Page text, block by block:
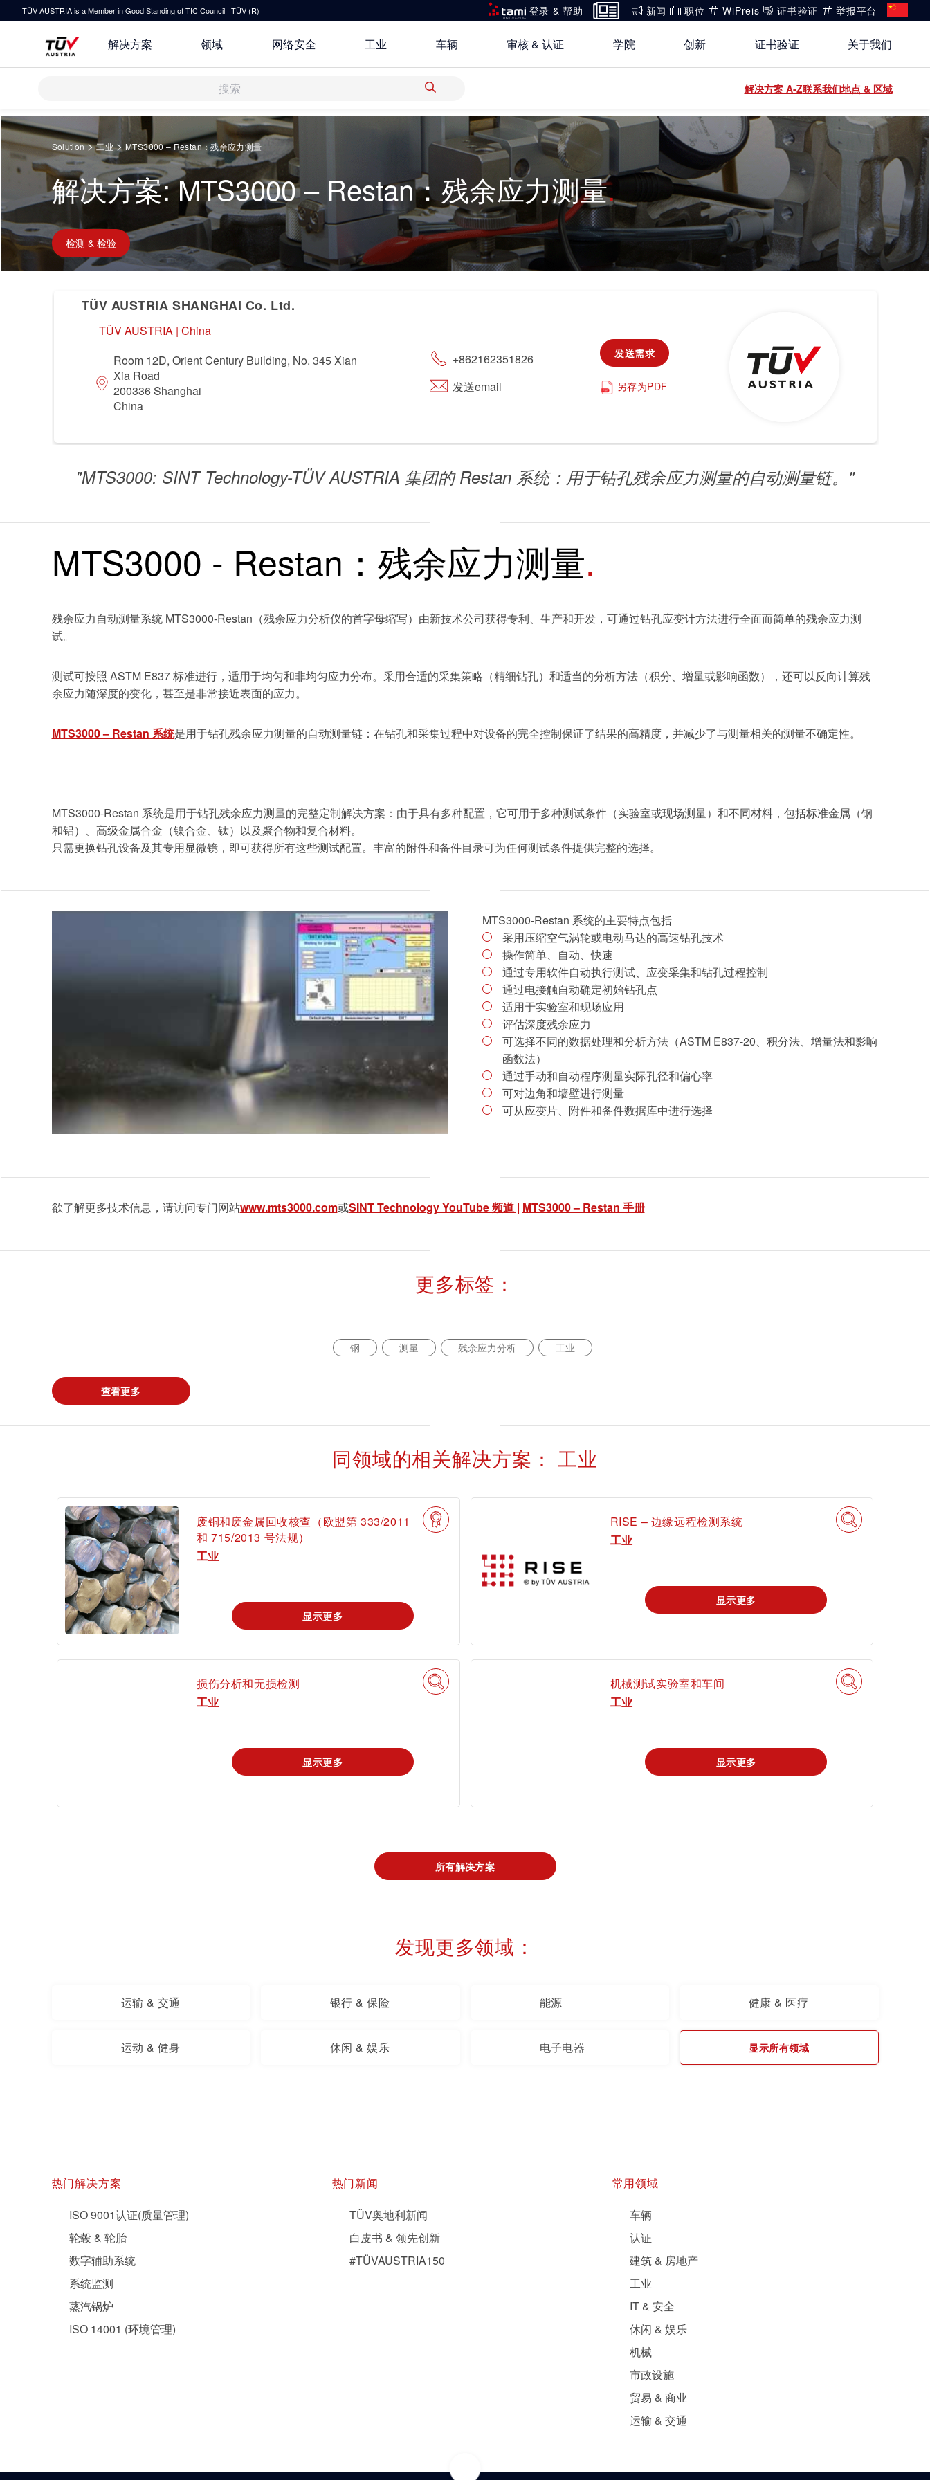
Springe
zum
Inhalt
TÜV AUSTRIA is a Member in Good Standing of TIC Council | TÜV (R) 登录 & 帮助 新闻 职位 WiPreis 证书验证 举报平台
解决方案
解决方案
审核 & 认证
检测 & 检验
指导
食品
贸易 & 商业
认证
所有解决方案
领域
运输 & 交通 银行 & 保险 能源
健康 & 医疗 科学 & 研究 运动 & 健身
休闲 & 娱乐 电子电器 建筑 & 房地产
IT & 安全
贸易 & 商业 可持续发展
网络安全 工业 车辆 审核 & 认证 学院 创新
研发与创新 研究重点
开放创新
创新平台 白皮书系列
证书验证 关于我们
关于TÜV奥地利 关于TÜV奥地利中国
健康、安全与环境（HSE）政策
地点
合规
原则声明
中国区最高管理层宣言
公开信息
TÜV奥地利企业社会责任 (CSR) 报
解决方案 A-Z联系我们地点 & 区域
Solution>工业>MTS3000 – Restan：残余应力测量
解决方案: MTS3000 – Restan：残余应力测量
检测 & 检验
TÜV AUSTRIA SHANGHAI Co. Ltd.
TÜV AUSTRIA | China
Room 12D, Orient Century Building, No. 345 Xian
Xia Road
200336 Shanghai
China
+862162351826
发送email
发送需求
另存为PDF
"MTS3000: SINT Technology-TÜV AUSTRIA 集团的 Restan 系统：用于钻孔残余应力测量的自动测量链。"
MTS3000 - Restan：残余应力测量
残余应力自动测量系统 MTS3000-Restan（残余应力分析仪的首字母缩写）由新技术公司获得专利、生产和开发，可通过钻孔应变计方法进行全面而简单的残余应力测
试。
测试可按照 ASTM E837 标准进行，适用于均匀和非均匀应力分布。采用合适的采集策略（精细钻孔）和适当的分析方法（积分、增量或影响函数），还可以反向计算残
余应力随深度的变化，甚至是非常接近表面的应力。
MTS3000 – Restan 系统是用于钻孔残余应力测量的自动测量链：在钻孔和采集过程中对设备的完全控制保证了结果的高精度，并减少了与测量相关的测量不确定性。
MTS3000-Restan 系统是用于钻孔残余应力测量的完整定制解决方案：由于具有多种配置，它可用于多种测试条件（实验室或现场测量）和不同材料，包括标准金属（钢
和铝）、高级金属合金（镍合金、钛）以及聚合物和复合材料。
只需更换钻孔设备及其专用显微镜，即可获得所有这些测试配置。丰富的附件和备件目录可为任何测试条件提供完整的选择。
MTS3000-Restan 系统的主要特点包括
采用压缩空气涡轮或电动马达的高速钻孔技术
操作简单、自动、快速
通过专用软件自动执行测试、应变采集和钻孔过程控制
通过电接触自动确定初始钻孔点
适用于实验室和现场应用
评估深度残余应力
可选择不同的数据处理和分析方法（ASTM E837-20、积分法、增量法和影响
函数法）
通过手动和自动程序测量实际孔径和偏心率
可对边角和墙壁进行测量
可从应变片、附件和备件数据库中进行选择
欲了解更多技术信息，请访问专门网站www.mts3000.com或SINT Technology YouTube 频道 | MTS3000 – Restan 手册
更多标签：
钢 测量 残余应力分析 工业
查看更多
同领域的相关解决方案： 工业
废铜和废金属回收核查（欧盟第 333/2011
和 715/2013 号法规）
工业
显示更多
RISE – 边缘远程检测系统
工业
显示更多
损伤分析和无损检测
工业
显示更多
机械测试实验室和车间
工业
显示更多
所有解决方案
发现更多领域：
运输 & 交通 银行 & 保险 能源 健康 & 医疗
运动 & 健身 休闲 & 娱乐 电子电器 显示所有领域
热门解决方案
ISO 9001认证(质量管理)
轮毂 & 轮胎
数字辅助系统
系统监测
蒸汽锅炉
ISO 14001 (环境管理)
热门新闻
TÜV奥地利新闻
白皮书 & 领先创新
#TÜVAUSTRIA150
常用领域
车辆
认证
建筑 & 房地产
工业
IT & 安全
休闲 & 娱乐
机械
市政设施
贸易 & 商业
运输 & 交通
登录tami
首次使用？很高兴为您提供指引。
工作机会
线上平台